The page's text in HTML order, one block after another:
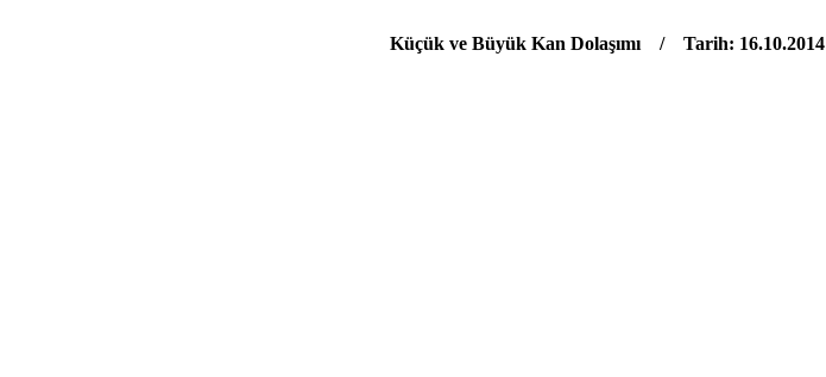
Küçük ve Büyük Kan Dolaşımı / Tarih: 16.10.2014